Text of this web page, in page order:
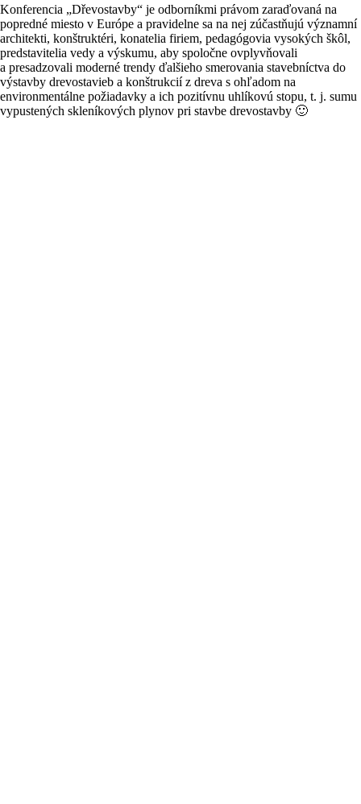
Konferencia „Dřevostavby“ je odborníkmi právom zaraďovaná na
popredné miesto v Európe a pravidelne sa na nej zúčastňujú významní
architekti, konštruktéri, konatelia firiem, pedagógovia vysokých škôl,
predstavitelia vedy a výskumu, aby spoločne ovplyvňovali
a presadzovali moderné trendy ďalšieho smerovania stavebníctva do
výstavby drevostavieb a konštrukcií z dreva s ohľadom na
environmentálne požiadavky a ich pozitívnu uhlíkovú stopu, t. j. sumu
vypustených skleníkových plynov pri stavbe drevostavby 🙂